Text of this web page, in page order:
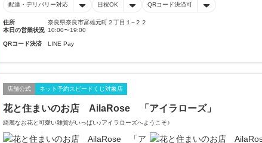
配達・デリバリー対応 日祝OK QRコード決済可
住所
奈良県奈良市富雄元町２丁目１−２２
本日の営業状況 10:00〜19:00
QRコード決済 LINE Pay
店舗公式 ネット予約スピードくじ対象店
花と住まいのお店 AilaRose 「アイラローズ」
綺麗なお花と可愛い雑貨がいっぱい♪アイラローズへようこそ♪